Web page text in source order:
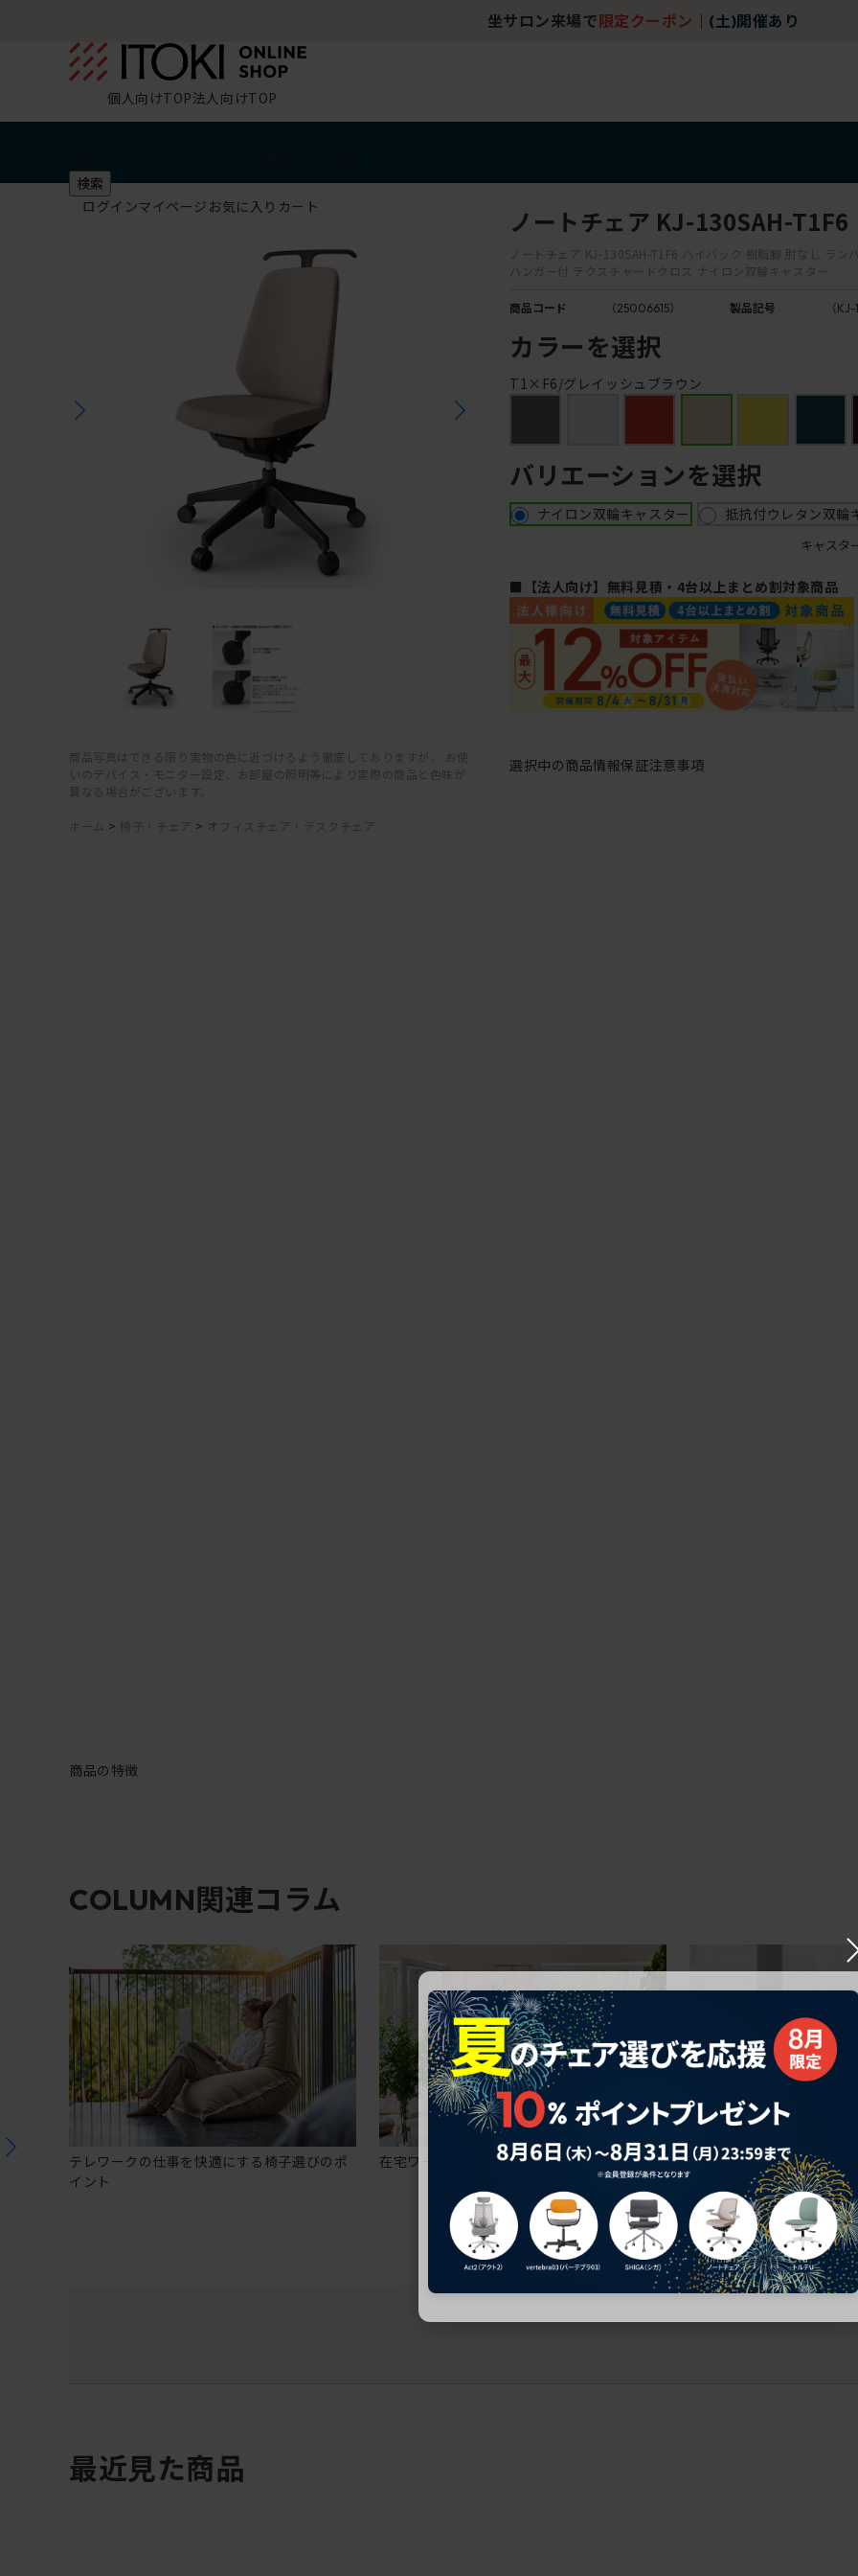
坐サロン来場で 限定クーポン (土)開催あり
個人向けTOP法人向けTOP
検索
ログインマイページ お気に入り カート
商品写真はできる限り実物の色に近づけるよう徹底しておりますが、 お使
いのデバイス・モニター設定、お部屋の照明等により実際の商品と色味が
異なる場合がございます。
ホーム > 椅子・チェア > オフィスチェア・デスクチェア
ノートチェア KJ-130SAH-T1F6
ノートチェア KJ-130SAH-T1F6 ハイバック 樹脂脚 肘なし ラン
ハンガー付 テクスチャードクロス ナイロン双輪キャスター
商品コード （25006615） 製品記号 （
カラーを選択
T1×F6/グレイッシュブラウン
バリエーションを選択
ナイロン双輪キャスター 抵抗付ウレタン双輪
キャスタ
■【法人向け】無料見積・4台以上まとめ割対象商品
選択中の商品情報保証注意事項
商品の特徴
COLUMN関連コラム
テレワークの仕事を快適にする椅子選びのポ
イント
在宅ワークにおすすめのオフィスチェア5選
椅子に座っているのに疲
疲れにくいチェアの選び方
最近見た商品